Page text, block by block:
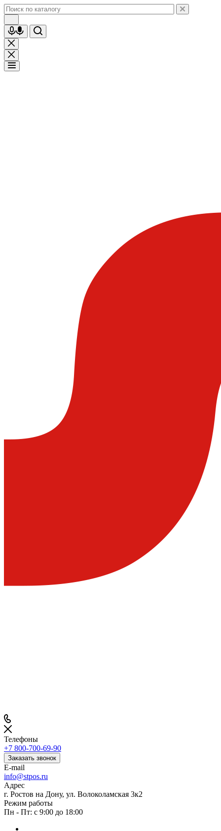
Телефоны
+7 800-700-69-90
Заказать звонок
E-mail
info@stpos.ru
Адрес
г. Ростов на Дону, ул. Волоколамская 3к2
Режим работы
Пн - Пт: с 9:00 до 18:00